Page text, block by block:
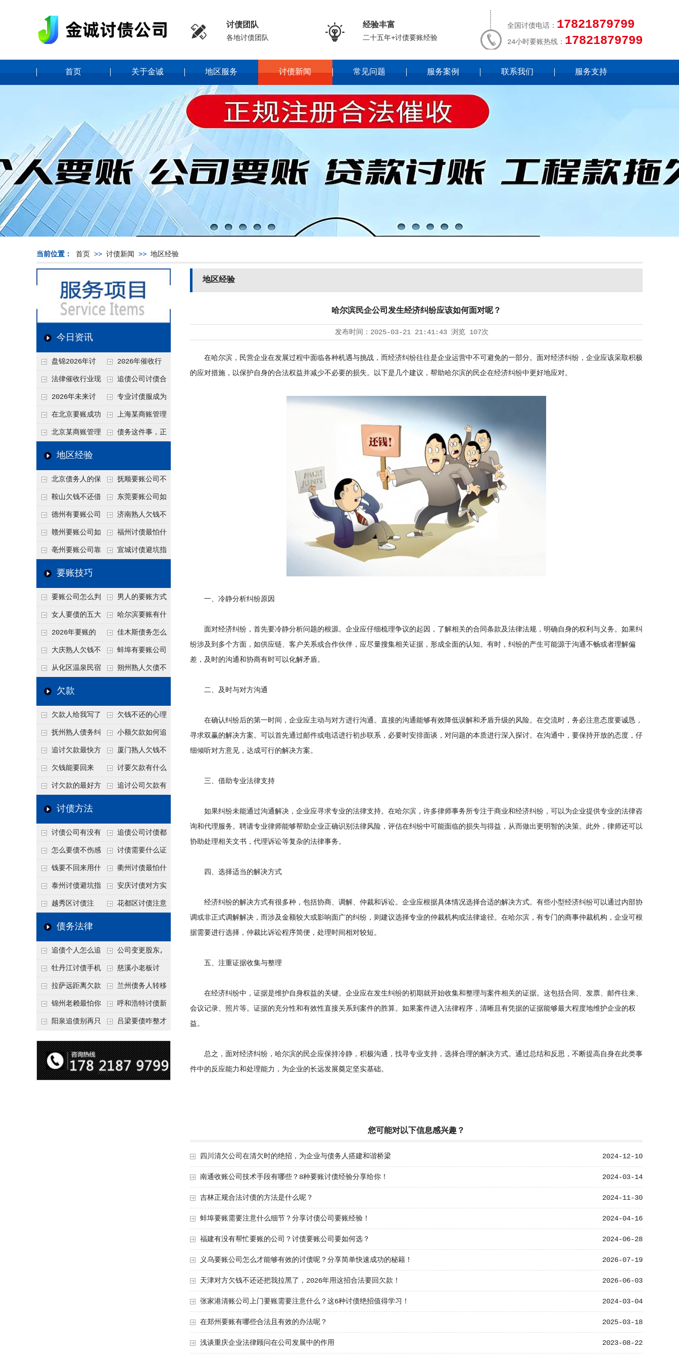
 讨债团队
各地讨债团队  经验丰富
二十五年+讨债要账经验
全国讨债电话： 17821879799
24小时要账热线： 17821879799
首页 关于金诚 地区服务 讨债新闻 常见问题 服务案例 联系我们 服务支持
当前位置： 首页 >> 讨债新闻 >> 地区经验
今日资讯
盘锦2026年讨
债新趋势
2026年催收行
业发展现状、竞争格
局及未来趋势分析
法律催收行业现
状、合规痛点与未来
发展趋势深度解析
追债公司讨债合
法方法总结
2026年未来讨
债要账公司发展趋势
专业讨债服成为
2026年的发展趋势
在北京要账成功
率高吗？未来追账公
司发展趋势引发行业
上海某商账管理
机构聚焦合规服务
北京某商账管理
服务机构持续提升合
力企业化解应收账款
难题
债务这件事，正
地区经验
北京债务人的保
证人能不能找？担保
人的连带责任怎么追
抚顺要账公司不
敢透漏的追回方法是
什么？
鞍山欠钱不还借
口太多？2026年这3
句反问话术，直接把
他后路堵死
东莞要账公司如
何有效要账讨债？20
26年合法追债经验总
结！
德州有要账公司
吗？如何合法讨债才
不沾风险？
济南熟人欠钱不
还？
赣州要账公司如
何有效讨债？合法追
债四步秘籍
福州讨债最怕什
么？2026年这两个关
亳州要账公司靠
谱吗？合法讨债四步
宣城讨债避坑指
回！
要账技巧
要账公司怎么判
断这个案子能不能
接？接案评估的标准
男人的要账方式
是什么呢？
女人要债的五大
绝招,轻松搞定
哈尔滨要账有什
么合法手段？2026年
最新追账方式总结！
2026年要账的
七个小方法
佳木斯债务怎么
追回呢？2026年成功
要账就用这2招
大庆熟人欠钱不
还躲猫猫？2026年这
个“诉前调解”成功率
蚌埠有要账公司
吗？2026年这3个方
从化区温泉民宿
老板借钱不还？2026
施压，立马主动结清
朔州熟人欠债不
死账变活
欠款
欠款人给我写了
还款计划书有用吗？
书面承诺的法律效力
欠钱不还的心理
是什么？读懂欠款人
的心态催收事半功倍
抚州熟人债务纠
纷咋办？这一招好开
口
小额欠款如何追
讨
追讨欠款最快方
法是什么？
厦门熟人欠钱不
还？2026年合法秘
籍！
欠钱能要回来
吗？
讨要欠款有什么
好办法
讨欠款的最好方 追讨公司欠款有
讨债方法
讨债公司有没有
行业协会？正规机构
的行业自律和认证
追债公司讨债都
有哪些手段
怎么要债不伤感
情？
讨债需要什么证
据
钱要不回来用什
么方法要回来
衢州讨债最怕什
么？2026年这两个关
键细节，做错就很难
泰州讨债避坑指
南：2026年这2个细
节不注意，钱很难要
安庆讨债对方实
在没钱咋办？
越秀区讨债注
意！没有借条只有微
把钱要回来
花都区讨债注意
节点”催收最有效
债务法律
追债个人怎么追
回呢？2026年最新绝
招选择！
公司变更股东,
变更前的债权债务谁
承担
牡丹江讨债手机
搞定：2026年线上立
案追债全流程，足不
出户
慈溪小老板讨
债，2026年这2个本
地行业协会出面，比
法院传票快
拉萨远距离欠款
对方在牧区联系不
上，2026年委托当地
兰州债务人转移
财产后申请破产，20
26年破产程序里还能
锦州老赖最怕你
懂这1条，2026
罪”详解，能判刑
呼和浩特讨债新
招：2026年用“律师
成本低见效快
阳泉追债别再只
类隐形财产（公积
金、保单）也能执行
吕梁要债咋整才
调解渠道，比找公司
强
地区经验
哈尔滨民企公司发生经济纠纷应该如何面对呢？
发布时间： 2025-03-21 21:41:43 浏览 107次
在哈尔滨，民营企业在发展过程中面临各种机遇与挑战，而经济纠纷往往是企业运营中不可避免的一部分。面对经济纠纷，企业应该采取积极
的应对措施，以保护自身的合法权益并减少不必要的损失。以下是几个建议，帮助哈尔滨的民企在经济纠纷中更好地应对。
一、冷静分析纠纷原因
面对经济纠纷，首先要冷静分析问题的根源。企业应仔细梳理争议的起因，了解相关的合同条款及法律法规，明确自身的权利与义务。如果纠
纷涉及到多个方面，如供应链、客户关系或合作伙伴，应尽量搜集相关证据，形成全面的认知。有时，纠纷的产生可能源于沟通不畅或者理解偏
差，及时的沟通和协商有时可以化解矛盾。
二、及时与对方沟通
在确认纠纷后的第一时间，企业应主动与对方进行沟通。直接的沟通能够有效降低误解和矛盾升级的风险。在交流时，务必注意态度要诚恳，
寻求双赢的解决方案。可以首先通过邮件或电话进行初步联系，必要时安排面谈，对问题的本质进行深入探讨。在沟通中，要保持开放的态度，仔
细倾听对方意见，达成可行的解决方案。
三、借助专业法律支持
如果纠纷未能通过沟通解决，企业应寻求专业的法律支持。在哈尔滨，许多律师事务所专注于商业和经济纠纷，可以为企业提供专业的法律咨
询和代理服务。聘请专业律师能够帮助企业正确识别法律风险，评估在纠纷中可能面临的损失与得益，从而做出更明智的决策。此外，律师还可以
协助处理相关文书，代理诉讼等复杂的法律事务。
四、选择适当的解决方式
经济纠纷的解决方式有很多种，包括协商、调解、仲裁和诉讼。企业应根据具体情况选择合适的解决方式。有些小型经济纠纷可以通过内部协
调或非正式调解解决，而涉及金额较大或影响面广的纠纷，则建议选择专业的仲裁机构或法律途径。在哈尔滨，有专门的商事仲裁机构，企业可根
据需要进行选择，仲裁比诉讼程序简便，处理时间相对较短。
五、注重证据收集与整理
在经济纠纷中，证据是维护自身权益的关键。企业应在发生纠纷的初期就开始收集和整理与案件相关的证据。这包括合同、发票、邮件往来、
会议记录、照片等。证据的充分性和有效性直接关系到案件的胜算。如果案件进入法律程序，清晰且有凭据的证据能够最大程度地维护企业的权
益。
总之，面对经济纠纷，哈尔滨的民企应保持冷静，积极沟通，找寻专业支持，选择合理的解决方式。通过总结和反思，不断提高自身在此类事
件中的反应能力和处理能力，为企业的长远发展奠定坚实基础。
您可能对以下信息感兴趣？
2024-12-10
四川清欠公司在清欠时的绝招，为企业与债务人搭建和谐桥梁
2024-03-14
南通收账公司技术手段有哪些？8种要账讨债经验分享给你！
2024-11-30
吉林正规合法讨债的方法是什么呢？
2024-04-16
蚌埠要账需要注意什么细节？分享讨债公司要账经验！
2024-06-28
福建有没有帮忙要账的公司？讨债要账公司要如何选？
2026-07-19
义乌要账公司怎么才能够有效的讨债呢？分享简单快速成功的秘籍！
2026-06-03
天津对方欠钱不还还把我拉黑了，2026年用这招合法要回欠款！
2024-03-04
张家港清账公司上门要账需要注意什么？这6种讨债绝招值得学习！
2025-03-18
在郑州要账有哪些合法且有效的办法呢？
2023-08-22
浅谈重庆企业法律顾问在公司发展中的作用